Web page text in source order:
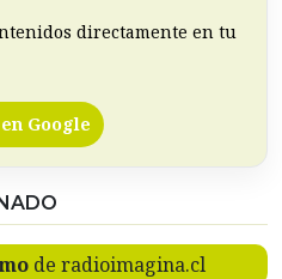
directamente en tu
Google
de radioimagina.cl